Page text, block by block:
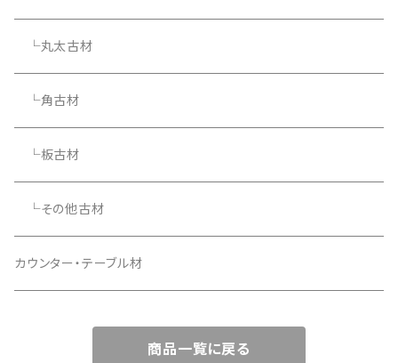
└丸太古材
└角古材
└板古材
└その他古材
カウンター・テーブル材
商品一覧に戻る